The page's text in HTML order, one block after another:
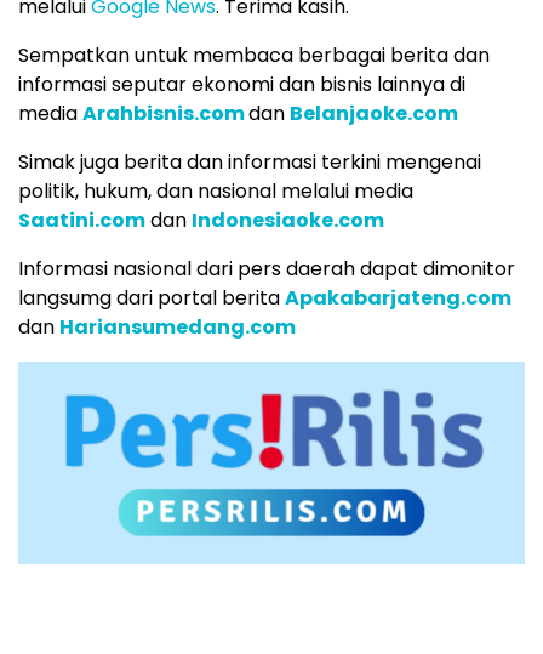
melaluiGoogle News. Terima kasih.
Sempatkan untuk membaca berbagai berita dan
informasi seputar ekonomi dan bisnis lainnya di
mediaArahbisnis.comdan Belanjaoke.com
Simak juga berita dan informasi terkini mengenai
politik, hukum, dan nasional melalui media
Saatini.comdan Indonesiaoke.com
Informasi nasional dari pers daerah dapat dimonitor
langsumg dari portal beritaApakabarjateng.com
dan Hariansumedang.com